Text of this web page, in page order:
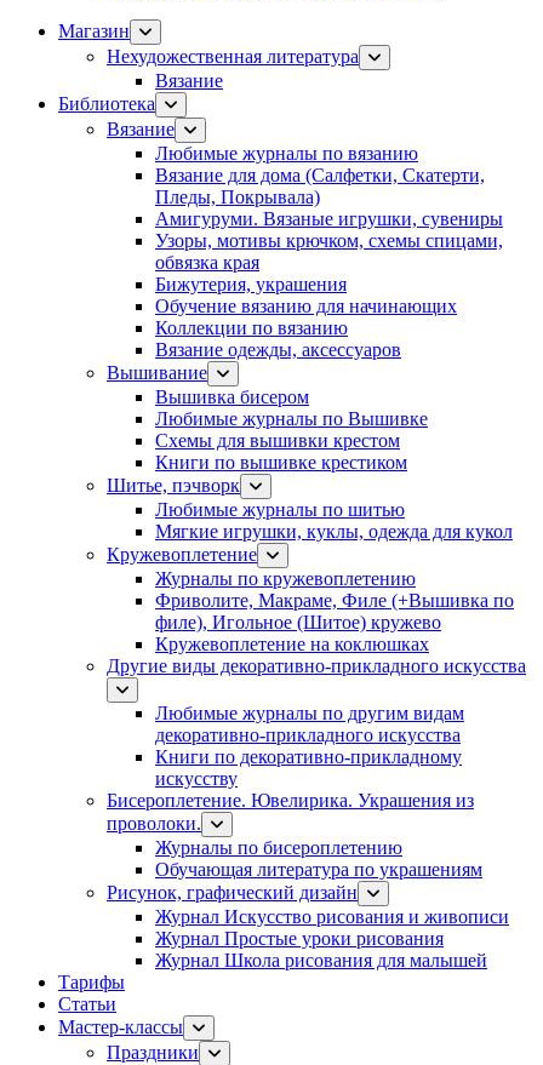
Магазин
Нехудожественная литература
Вязание
Библиотека
Вязание
Любимые журналы по вязанию
Вязание для дома (Салфетки, Скатерти,
Пледы, Покрывала)
Амигуруми. Вязаные игрушки, сувениры
Узоры, мотивы крючком, схемы спицами,
обвязка края
Бижутерия, украшения
Обучение вязанию для начинающих
Коллекции по вязанию
Вязание одежды, аксессуаров
Вышивание
Вышивка бисером
Любимые журналы по Вышивке
Схемы для вышивки крестом
Книги по вышивке крестиком
Шитье, пэчворк
Любимые журналы по шитью
Мягкие игрушки, куклы, одежда для кукол
Кружевоплетение
Журналы по кружевоплетению
Фриволите, Макраме, Филе (+Вышивка по
филе), Игольное (Шитое) кружево
Кружевоплетение на коклюшках
Другие виды декоративно-прикладного искусства
Любимые журналы по другим видам
декоративно-прикладного искусства
Книги по декоративно-прикладному
искусству
Бисероплетение. Ювелирика. Украшения из
проволоки.
Журналы по бисероплетению
Обучающая литература по украшениям
Рисунок, графический дизайн
Журнал Искусство рисования и живописи
Журнал Простые уроки рисования
Журнал Школа рисования для малышей
Тарифы
Статьи
Мастер-классы
Праздники